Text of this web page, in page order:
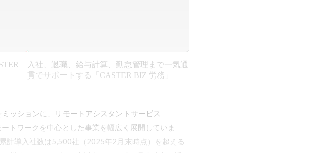
入社、退職、給与計算、勤怠管理まで一気通
貫でサポートする「CASTER BIZ 労務」
ッションに、リモートアシスタントサービス
トワークを中心とした事業を幅広く展開​していま
計導入社数は5,500社（2025年2月末時点）を超える